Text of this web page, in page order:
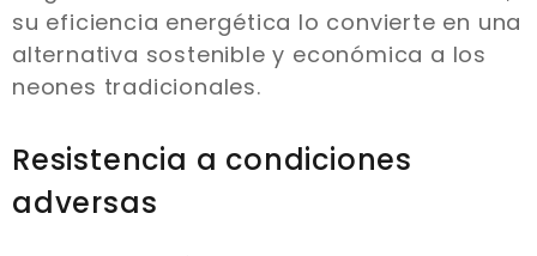
su eficiencia energética lo convierte en una
alternativa sostenible y económica a los
neones tradicionales.
Resistencia a condiciones
adversas